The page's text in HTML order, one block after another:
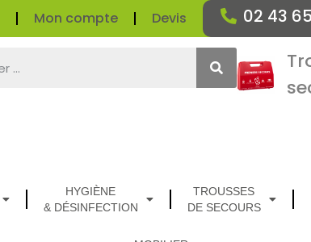
Mon compte Devis 02 43
HYGIÈNE
& DÉSINFECTION
TROUSSES
DE SECOURS